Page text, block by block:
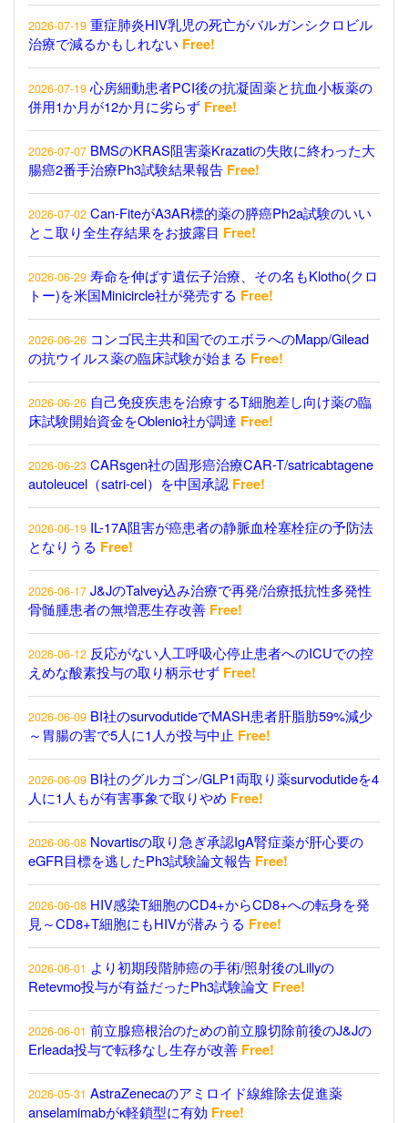
2026-07-19 重症肺炎HIV乳児の死亡がバルガンシクロビル
治療で減るかもしれない Free!
2026-07-19 心房細動患者PCI後の抗凝固薬と抗血小板薬の
併用1か月が12か月に劣らず Free!
2026-07-07 BMSのKRAS阻害薬Krazatiの失敗に終わった大
腸癌2番手治療Ph3試験結果報告 Free!
2026-07-02 Can-FiteがA3AR標的薬の膵癌Ph2a試験のいい
とこ取り全生存結果をお披露目 Free!
2026-06-29 寿命を伸ばす遺伝子治療、その名もKlotho(クロ
トー)を米国Minicircle社が発売する Free!
2026-06-26 コンゴ民主共和国でのエボラへのMapp/Gilead
の抗ウイルス薬の臨床試験が始まる Free!
2026-06-26 自己免疫疾患を治療するT細胞差し向け薬の臨
床試験開始資金をOblenio社が調達 Free!
2026-06-23 CARsgen社の固形癌治療CAR-T/satricabtagene
autoleucel（satri-cel）を中国承認 Free!
2026-06-19 IL-17A阻害が癌患者の静脈血栓塞栓症の予防法
となりうる Free!
2026-06-17 J&JのTalvey込み治療で再発/治療抵抗性多発性
骨髄腫患者の無増悪生存改善 Free!
2026-06-12 反応がない人工呼吸心停止患者へのICUでの控
えめな酸素投与の取り柄示せず Free!
2026-06-09 BI社のsurvodutideでMASH患者肝脂肪59%減少
～胃腸の害で5人に1人が投与中止 Free!
2026-06-09 BI社のグルカゴン/GLP1両取り薬survodutideを4
人に1人もが有害事象で取りやめ Free!
2026-06-08 Novartisの取り急ぎ承認IgA腎症薬が肝心要の
eGFR目標を逃したPh3試験論文報告 Free!
2026-06-08 HIV感染T細胞のCD4+からCD8+への転身を発
見～CD8+T細胞にもHIVが潜みうる Free!
2026-06-01 より初期段階肺癌の手術/照射後のLillyの
Retevmo投与が有益だったPh3試験論文 Free!
2026-06-01 前立腺癌根治のための前立腺切除前後のJ&Jの
Erleada投与で転移なし生存が改善 Free!
2026-05-31 AstraZenecaのアミロイド線維除去促進薬
anselamimabがκ軽鎖型に有効 Free!